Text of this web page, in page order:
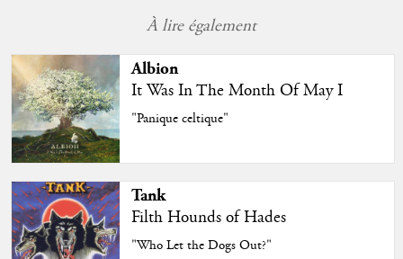
À lire également
Albion
It Was In The Month Of May I
"Panique celtique"
Tank
Filth Hounds of Hades
"Who Let the Dogs Out?"